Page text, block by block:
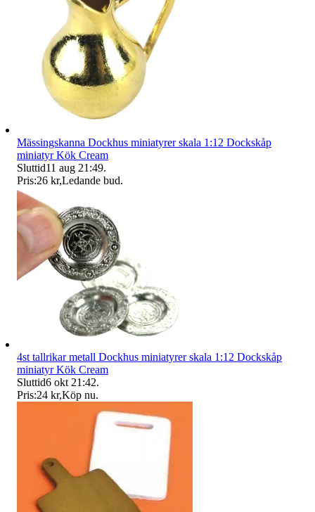
Mässingskanna Dockhus miniatyrer skala 1:12 Dockskåp
miniatyr Kök Cream
Sluttid11 aug 21:49.
Pris:26 kr,Ledande bud.
4st tallrikar metall Dockhus miniatyrer skala 1:12 Dockskåp
miniatyr Kök Cream
Sluttid6 okt 21:42.
Pris:24 kr,Köp nu.